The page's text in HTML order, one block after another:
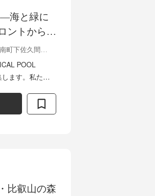
―海と緑に
ントからサ
かなホスピ
｜
千葉県安房郡鋸南町下佐久間１５１０-２
POOL
ます。私たち
比叡山の森